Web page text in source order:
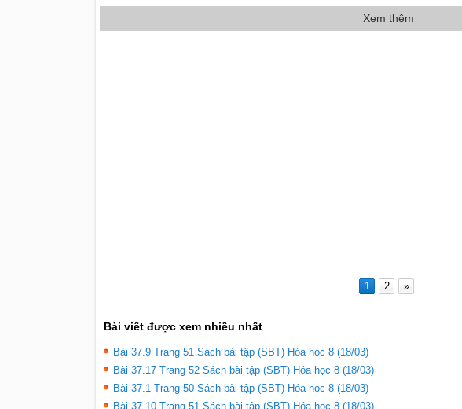
Xem thêm
1 2 »
Bài viết được xem nhiều nhất
Bài 37.9 Trang 51 Sách bài tập (SBT) Hóa học 8 (18/03)
Bài 37.17 Trang 52 Sách bài tập (SBT) Hóa học 8 (18/03)
Bài 37.1 Trang 50 Sách bài tập (SBT) Hóa học 8 (18/03)
Bài 37.10 Trang 51 Sách bài tập (SBT) Hóa học 8 (18/03)